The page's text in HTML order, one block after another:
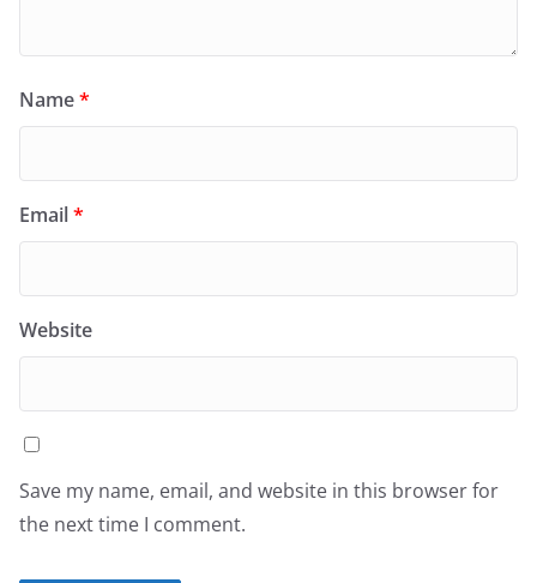
Name*
Email*
Website
Save my name, email, and website in this browser for
the next time I comment.